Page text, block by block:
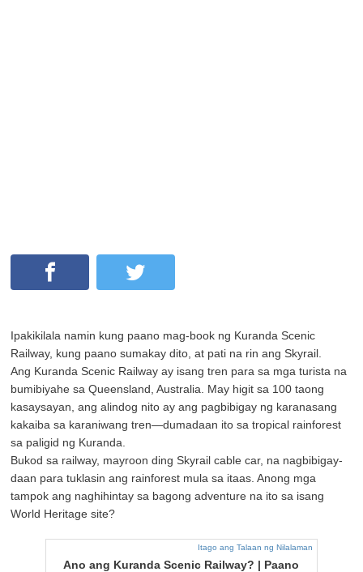
Ipakikilala namin kung paano mag-book ng Kuranda Scenic
Railway, kung paano sumakay dito, at pati na rin ang Skyrail.
Ang Kuranda Scenic Railway ay isang tren para sa mga turista na
bumibiyahe sa Queensland, Australia. May higit sa 100 taong
kasaysayan, ang alindog nito ay ang pagbibigay ng karanasang
kakaiba sa karaniwang tren—dumadaan ito sa tropical rainforest
sa paligid ng Kuranda.
Bukod sa railway, mayroon ding Skyrail cable car, na nagbibigay-
daan para tuklasin ang rainforest mula sa itaas. Anong mga
tampok ang naghihintay sa bagong adventure na ito sa isang
World Heritage site?
Itago ang Talaan ng Nilalaman
Ano ang Kuranda Scenic Railway? | Paano